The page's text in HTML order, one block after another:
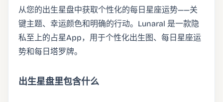
从您的出生星盘中获取个性化的每日星座运势——关
键主题、幸运颜色和明确的行动。Lunaral 是一款隐
私至上的占星App，用于个性化出生图、每日星座运
势和每日塔罗牌。
出生星盘里包含什么